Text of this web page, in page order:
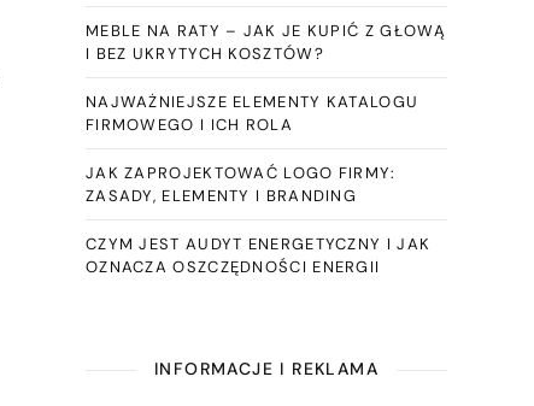
MEBLE NA RATY – JAK JE KUPIĆ Z GŁOWĄ
I BEZ UKRYTYCH KOSZTÓW?
NAJWAŻNIEJSZE ELEMENTY KATALOGU
FIRMOWEGO I ICH ROLA
JAK ZAPROJEKTOWAĆ LOGO FIRMY:
ZASADY, ELEMENTY I BRANDING
CZYM JEST AUDYT ENERGETYCZNY I JAK
OZNACZA OSZCZĘDNOŚCI ENERGII
INFORMACJE I REKLAMA